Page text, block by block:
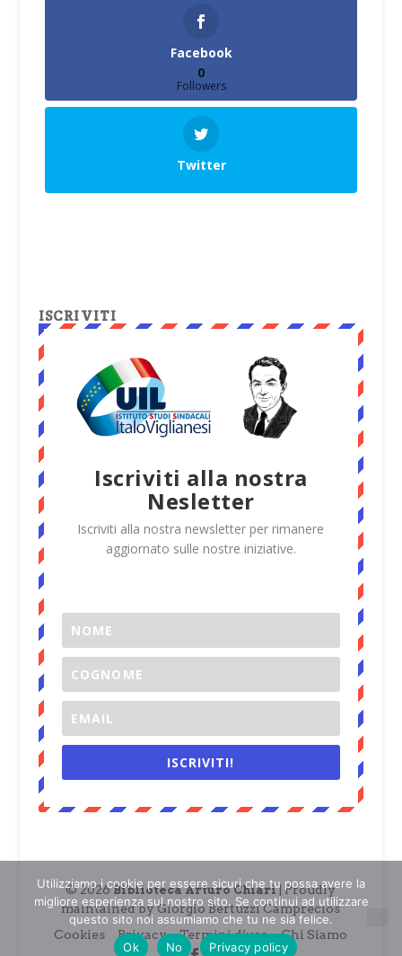
Facebook
0
Followers
Twitter
ISCRIVITI
Iscriviti alla nostra
Nesletter
Iscriviti alla nostra newsletter per rimanere
aggiornato sulle nostre iniziative.
ISCRIVITI!
© 2026Biblioteca Arturo Chiari| Proudly
maintained by Giorgio Bertuzzi Camprecios
Cookies
Privacy Termini d’uso Chi Siamo
Utilizziamo i cookie per essere sicuri che tu possa avere la
migliore esperienza sul nostro sito. Se continui ad utilizzare
questo sito noi assumiamo che tu ne sia felice.
Ok
No Privacy policy